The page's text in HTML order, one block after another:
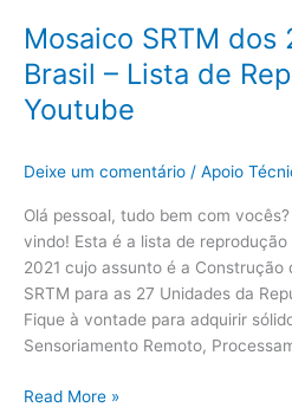
Mosaico SRTM dos
Brasil – Lista de
Youtube
Deixe um comentário / Apoio
Olá pessoal, tudo bem com
vindo! Esta é a lista de
2021 cujo assunto é a Construção
SRTM para as 27 Unidades da
Fique à vontade para adquirir
Sensoriamento Remoto,
do
Youtube
Read More »